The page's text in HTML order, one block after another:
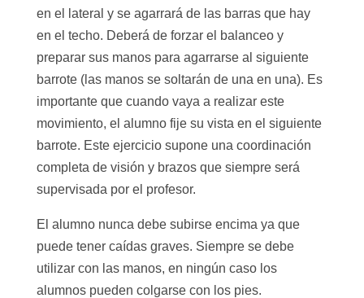
en el lateral y se agarrará de las barras que hay
en el techo. Deberá de forzar el balanceo y
preparar sus manos para agarrarse al siguiente
barrote (las manos se soltarán de una en una). Es
importante que cuando vaya a realizar este
movimiento, el alumno fije su vista en el siguiente
barrote. Este ejercicio supone una coordinación
completa de visión y brazos que siempre será
supervisada por el profesor.
El alumno nunca debe subirse encima ya que
puede tener caídas graves. Siempre se debe
utilizar con las manos, en ningún caso los
alumnos pueden colgarse con los pies.